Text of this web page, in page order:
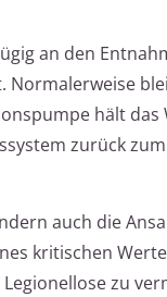
an den
Normalerweise
hält das
zurück
auch die
kritischen
zu